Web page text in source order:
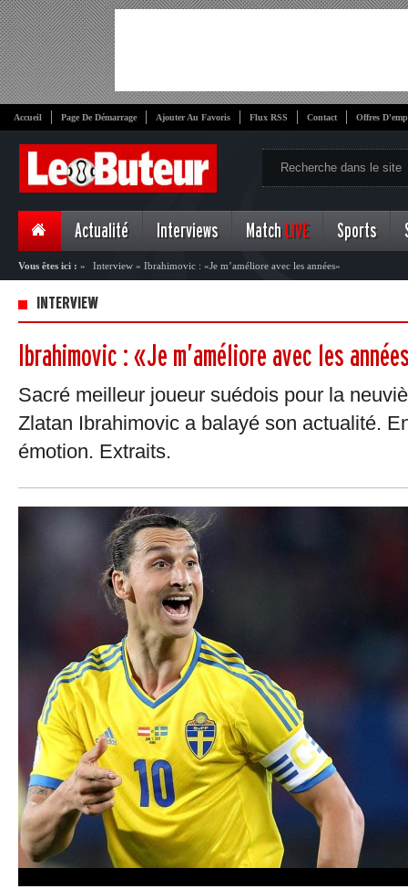
Accueil Page De Démarrage Ajouter Au Favoris Flux RSS Contact Offres
Actualité Interviews Match LIVE Sports
Vous êtes ici : » Interview » Ibrahimovic : «Je m’améliore avec les années»
INTERVIEW
Ibrahimovic : «Je m’améliore avec les
Sacré meilleur joueur suédois pour la
Zlatan Ibrahimovic a balayé son actualité.
émotion. Extraits.